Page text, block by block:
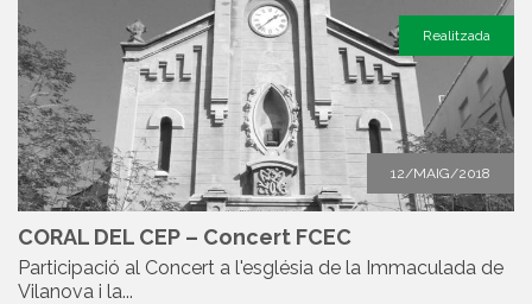
12/MAIG/2018
Realitzada
CORAL DEL CEP – Concert FCEC
Participació al Concert a l'església de la Immaculada de
Vilanova i la...